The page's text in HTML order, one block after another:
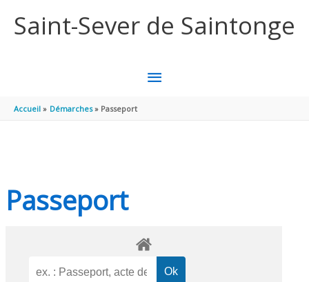
Saint-Sever de Saintonge
MENU
Accueil Démarches Passeport
Passeport